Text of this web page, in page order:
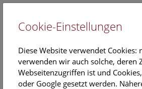
Cookie-Einstellungen
Diese Website verwendet
verwenden wir auch solche, deren
Webseitenzugriffen ist und
oder Google gesetzt werden.